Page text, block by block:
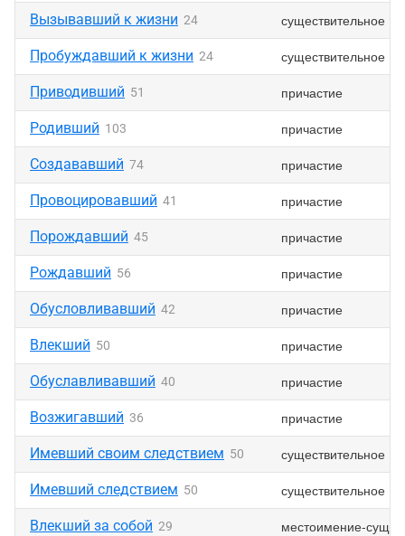
Вызывавший к жизни 24 существительное
Пробуждавший к жизни 24 существительное
Приводивший 51 причастие
Родивший 103 причастие
Создававший 74 причастие
Провоцировавший 41 причастие
Порождавший 45 причастие
Рождавший 56 причастие
Обусловливавший 42 причастие
Влекший 50 причастие
Обуславливавший 40 причастие
Возжигавший 36 причастие
Имевший своим следствием 50 существительное
Имевший следствием 50 существительное
Влекший за собой 29 местоимение-